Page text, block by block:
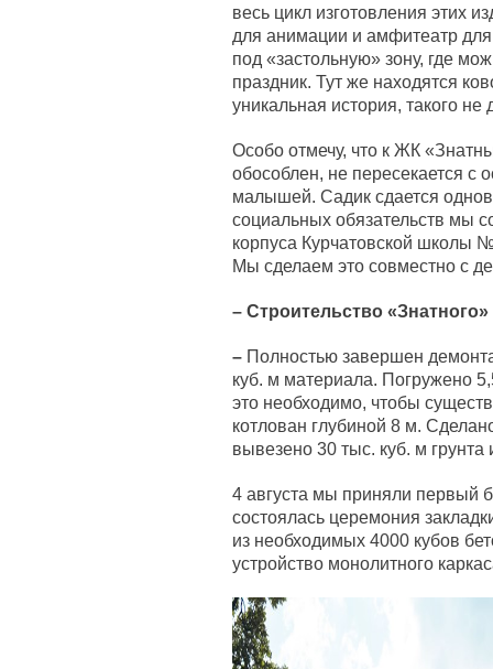
весь цикл изготовления этих
для анимации и амфитеатр
под «застольную» зону, где
праздник. Тут же находятся
уникальная история, такого не
Особо отмечу, что к ЖК
обособлен, не пересекается
малышей. Садик сдается
социальных обязательств мы
корпуса Курчатовской школы
Мы сделаем это совместно с
– Строительство
– Полностью завершен
куб. м материала. Погружено
это необходимо, чтобы
котлован глубиной 8 м.
вывезено 30 тыс. куб. м грунта
4 августа мы приняли первый
состоялась церемония
из необходимых 4000 кубов
устройство монолитного